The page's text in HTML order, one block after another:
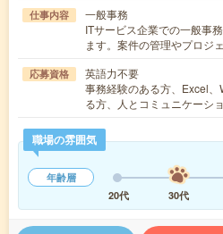
仕事内容
一般事務
ITサービス企業での一般事
ます。案件の管理やプロジ
応募資格
英語力不要
事務経験のある方、Excel
る方、人とコミュニケーシ
職場の雰囲気
年齢層
20代
30代